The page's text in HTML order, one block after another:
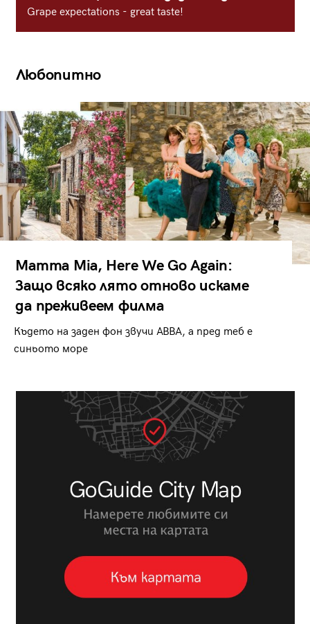
Grape expectations - great taste!
Любопитно
Mamma Mia, Here We Go Again:
Защо всяко лято отново искаме
да преживеем филма
Където на заден фон звучи ABBA, а пред теб е
синьото море